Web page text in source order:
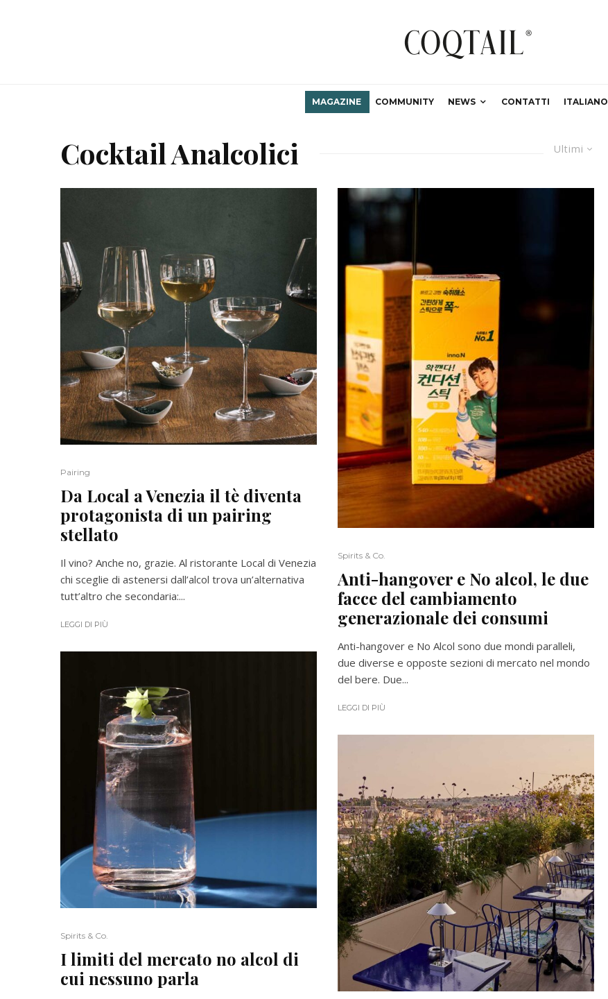
MAGAZINE COMMUNITY NEWS CONTATTI ITALIANO
Ultimi
Cocktail Analcolici
Pairing
Da Local a Venezia il tè diventa
protagonista di un pairing
stellato
Il vino? Anche no, grazie. Al ristorante Local di Venezia
chi sceglie di astenersi dall’alcol trova un’alternativa
tutt’altro che secondaria:...
LEGGI DI PIÙ
Spirits & Co.
I limiti del mercato no alcol di
cui nessuno parla
Spirits & Co.
Anti-hangover e No alcol, le due
facce del cambiamento
generazionale dei consumi
Anti-hangover e No Alcol sono due mondi paralleli,
due diverse e opposte sezioni di mercato nel mondo
del bere. Due...
LEGGI DI PIÙ